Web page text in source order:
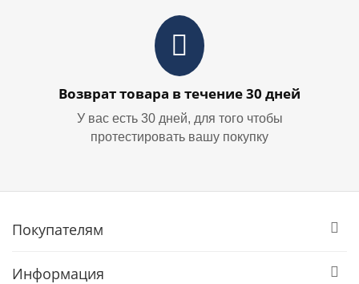
Возврат товара в течение 30 дней
У вас есть 30 дней, для того чтобы
протестировать вашу покупку
Покупателям
Информация